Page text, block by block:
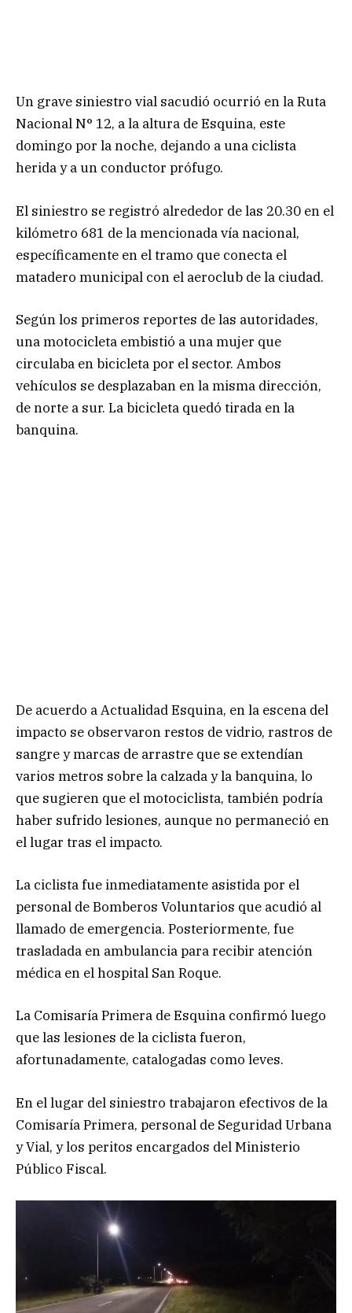
Un grave siniestro vial sacudió ocurrió en la Ruta
Nacional N° 12, a la altura de Esquina, este
domingo por la noche, dejando a una ciclista
herida y a un conductor prófugo.
El siniestro se registró alrededor de las 20.30 en el
kilómetro 681 de la mencionada vía nacional,
específicamente en el tramo que conecta el
matadero municipal con el aeroclub de la ciudad.
Según los primeros reportes de las autoridades,
una motocicleta embistió a una mujer que
circulaba en bicicleta por el sector. Ambos
vehículos se desplazaban en la misma dirección,
de norte a sur. La bicicleta quedó tirada en la
banquina.
De acuerdo a Actualidad Esquina, en la escena del
impacto se observaron restos de vidrio, rastros de
sangre y marcas de arrastre que se extendían
varios metros sobre la calzada y la banquina, lo
que sugieren que el motociclista, también podría
haber sufrido lesiones, aunque no permaneció en
el lugar tras el impacto.
La ciclista fue inmediatamente asistida por el
personal de Bomberos Voluntarios que acudió al
llamado de emergencia. Posteriormente, fue
trasladada en ambulancia para recibir atención
médica en el hospital San Roque.
La Comisaría Primera de Esquina confirmó luego
que las lesiones de la ciclista fueron,
afortunadamente, catalogadas como leves.
En el lugar del siniestro trabajaron efectivos de la
Comisaría Primera, personal de Seguridad Urbana
y Vial, y los peritos encargados del Ministerio
Público Fiscal.